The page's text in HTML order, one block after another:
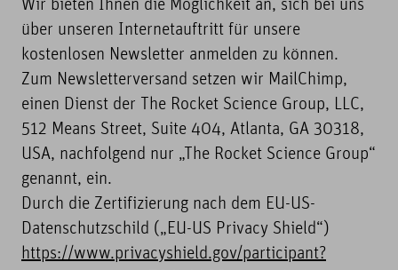
Wir bieten Ihnen die Möglichkeit an, sich bei uns
über unseren Internetauftritt für unsere
kostenlosen Newsletter anmelden zu können.
Zum Newsletterversand setzen wir MailChimp,
einen Dienst der The Rocket Science Group, LLC,
512 Means Street, Suite 404, Atlanta, GA 30318,
USA, nachfolgend nur „The Rocket Science Group“
genannt, ein.
Durch die Zertifizierung nach dem EU-US-
Datenschutzschild („EU-US Privacy Shield“)
https://www.privacyshield.gov/participant?